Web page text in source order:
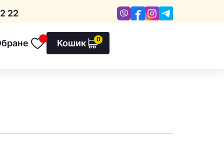
22 ViberFacebookInstagram
Кошик 0